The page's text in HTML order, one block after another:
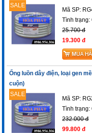
SALE
Mã SP:
Tình trạng:
25.700 đ
19.300 đ
Ống luồn dây điện, loại gen
cuộn)
SALE
Mã SP:
Tình trạng:
232.000 đ
99.800 đ